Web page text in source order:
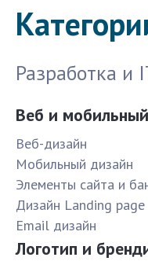
Разработка и
Веб и
Веб-дизайн
Мобильный дизайн
Элементы сайта и
Дизайн Landing page
Email дизайн
Логотип и